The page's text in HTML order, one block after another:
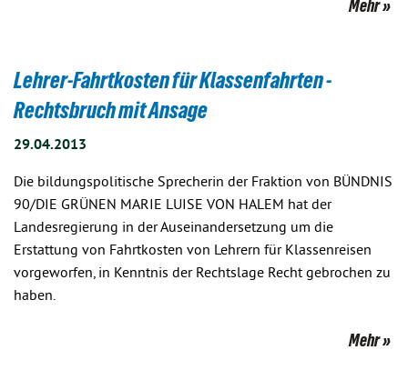
Mehr
Lehrer-Fahrtkosten für Klassenfahrten -
Rechtsbruch mit Ansage
29.04.2013
Die bildungspolitische Sprecherin der Fraktion von BÜNDNIS
90/DIE GRÜNEN MARIE LUISE VON HALEM hat der
Landesregierung in der Auseinandersetzung um die
Erstattung von Fahrtkosten von Lehrern für Klassenreisen
vorgeworfen, in Kenntnis der Rechtslage Recht gebrochen zu
haben.
Mehr